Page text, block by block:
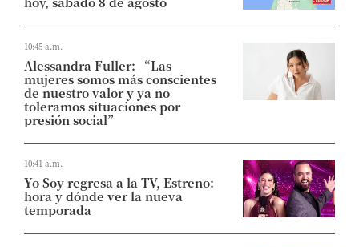
10:45 a.m.
Alessandra Fuller: “Las
mujeres somos más conscientes
de nuestro valor y ya no
toleramos situaciones por
presión social”
10:41 a.m.
Yo Soy regresa a la TV, Estreno:
hora y dónde ver la nueva
temporada